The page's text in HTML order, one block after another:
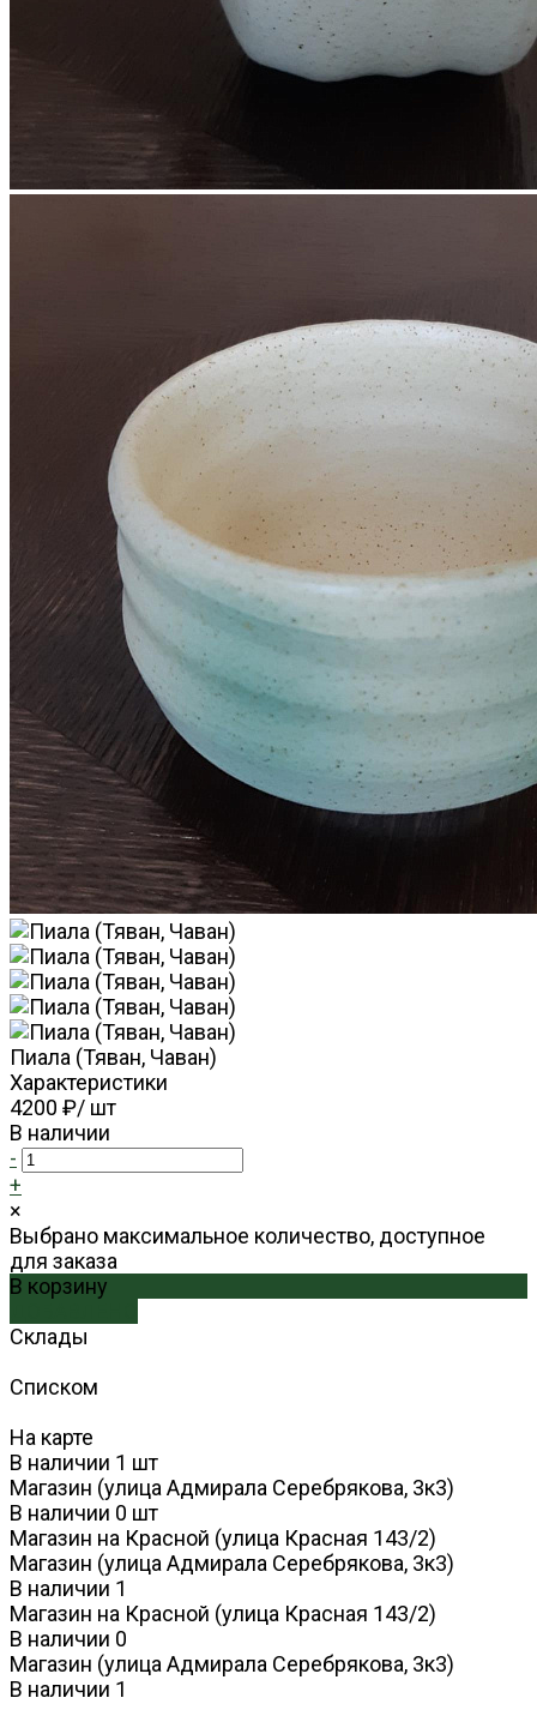
Пиала (Тяван, Чаван)
Характеристики
4200 ₽/ шт
В наличии
-
+
×
Выбрано максимальное количество, доступное
для заказа
В корзину
Склады
Списком
На карте
В наличии 1 шт
Магазин (улица Адмирала Серебрякова, 3к3)
В наличии 0 шт
Магазин на Красной (улица Красная 143/2)
Магазин (улица Адмирала Серебрякова, 3к3)
В наличии 1
Магазин на Красной (улица Красная 143/2)
В наличии 0
Магазин (улица Адмирала Серебрякова, 3к3)
В наличии 1